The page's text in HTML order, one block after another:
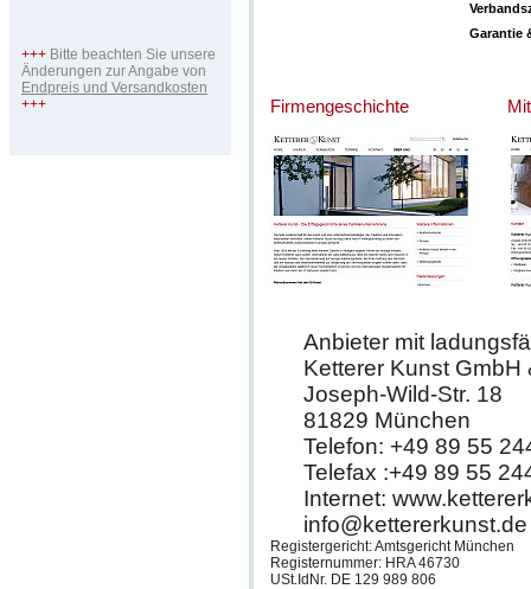
+++ Bitte beachten Sie unsere
Änderungen zur Angabe von
Endpreis und Versandkosten
+++
Garantie
Firmengeschichte
Anbieter mit
Ketterer Kunst GmbH
Joseph-Wild-Str. 18
81829 München
Telefon: +49 89 55
Telefax :+49 89 55
Internet:
info@kettererkunst.de
Registergericht: Amtsgericht München
Registernummer: HRA 46730
USt.IdNr. DE 129 989 806